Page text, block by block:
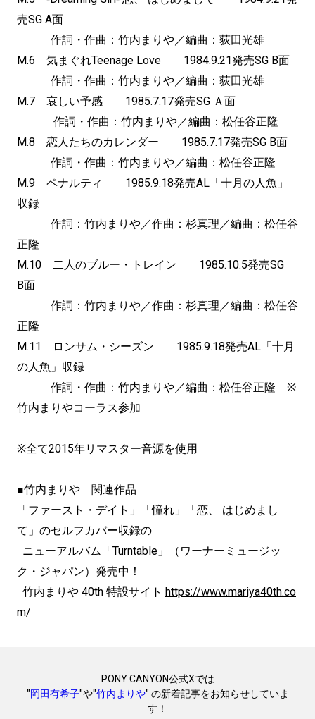
売SG A面
作詞・作曲：竹内まりや／編曲：荻田光雄
M.6 気まぐれTeenage Love 1984.9.21発売SG B面
作詞・作曲：竹内まりや／編曲：荻田光雄
M.7 哀しい予感 1985.7.17発売SG Ａ面
作詞・作曲：竹内まりや／編曲：松任谷正隆
M.8 恋人たちのカレンダー 1985.7.17発売SG B面
作詞・作曲：竹内まりや／編曲：松任谷正隆
M.9 ペナルティ 1985.9.18発売AL「十月の人魚」
収録
作詞：竹内まりや／作曲：杉真理／編曲：松任谷
正隆
M.10 二人のブルー・トレイン 1985.10.5発売SG
B面
作詞：竹内まりや／作曲：杉真理／編曲：松任谷
正隆
M.11 ロンサム・シーズン 1985.9.18発売AL「十月
の人魚」収録
作詞・作曲：竹内まりや／編曲：松任谷正隆 ※
竹内まりやコーラス参加
※全て2015年リマスター音源を使用
■竹内まりや 関連作品
「ファースト・デイト」「憧れ」「恋、 はじめまし
て」のセルフカバー収録の
ニューアルバム「Turntable」（ワーナーミュージッ
ク・ジャパン）発売中！
竹内まりや 40th 特設サイト https://www.mariya40th.co
m/
PONY CANYON公式Xでは
"岡田有希子"や"竹内まりや" の新着記事をお知らせしていま
す！